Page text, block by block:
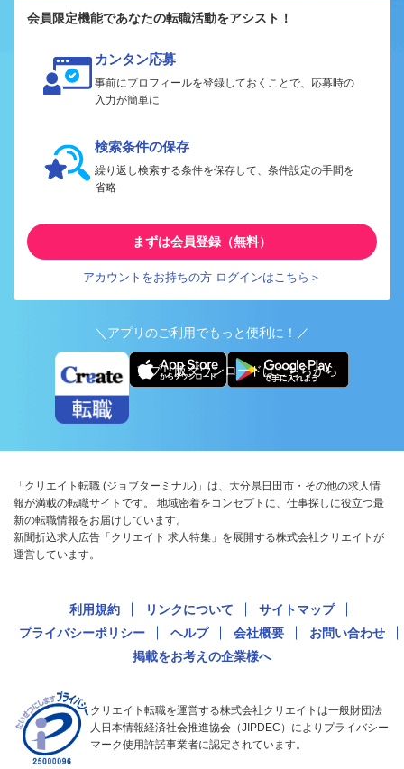
会員限定機能であなたの転職活動をアシスト！
カンタン応募
事前にプロフィールを登録しておくことで、応募時の
入力が簡単に
検索条件の保存
繰り返し検索する条件を保存して、条件設定の手間を
省略
まずは会員登録（無料）
アカウントをお持ちの方 ログインはこちら＞
＼アプリのご利用でもっと便利に！／
アプリ版ダウンロードはこちらから
「クリエイト転職 (ジョブターミナル)」は、大分県日田市・その他の求人情
報が満載の転職サイトです。 地域密着をコンセプトに、仕事探しに役立つ最
新の転職情報をお届けしています。
新聞折込求人広告「クリエイト 求人特集」を展開する株式会社クリエイトが
運営しています。
利用規約 リンクについて
サイトマップ
プライバシーポリシー
ヘルプ 会社概要
お問い合わせ
掲載をお考えの企業様へ
クリエイト転職を運営する株式会社クリエイトは一般財団法
人日本情報経済社会推進協会（JIPDEC）によりプライバシー
マーク使用許諾事業者に認定されています。